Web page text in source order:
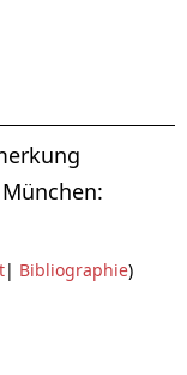
| Bibliographie)